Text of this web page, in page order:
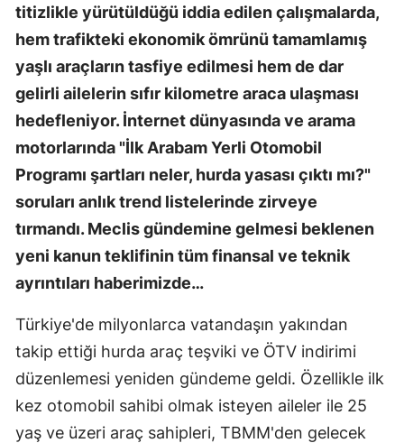
titizlikle yürütüldüğü iddia edilen çalışmalarda,
hem trafikteki ekonomik ömrünü tamamlamış
yaşlı araçların tasfiye edilmesi hem de dar
gelirli ailelerin sıfır kilometre araca ulaşması
hedefleniyor. İnternet dünyasında ve arama
motorlarında "İlk Arabam Yerli Otomobil
Programı şartları neler, hurda yasası çıktı mı?"
soruları anlık trend listelerinde zirveye
tırmandı. Meclis gündemine gelmesi beklenen
yeni kanun teklifinin tüm finansal ve teknik
ayrıntıları haberimizde…
Türkiye'de milyonlarca vatandaşın yakından
takip ettiği hurda araç teşviki ve ÖTV indirimi
düzenlemesi yeniden gündeme geldi. Özellikle ilk
kez otomobil sahibi olmak isteyen aileler ile 25
yaş ve üzeri araç sahipleri, TBMM'den gelecek